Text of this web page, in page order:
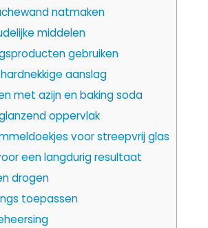
natmaken
middelen
gebruiken
aanslag
met azijn en baking soda
oppervlak
voor streepvrij glas
een langdurig resultaat
drogen
toepassen